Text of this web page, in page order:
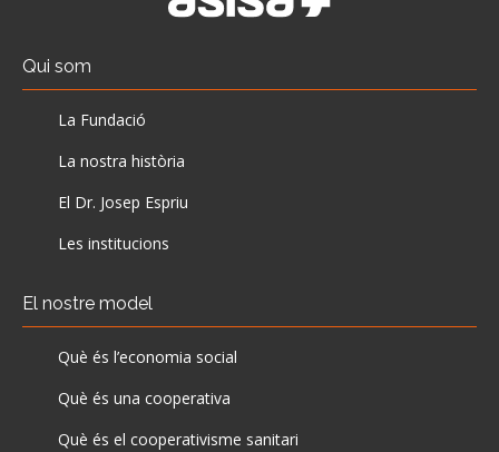
Qui som
La Fundació
La nostra història
El Dr. Josep Espriu
Les institucions
El nostre model
Què és l’economia social
Què és una cooperativa
Què és el cooperativisme sanitari